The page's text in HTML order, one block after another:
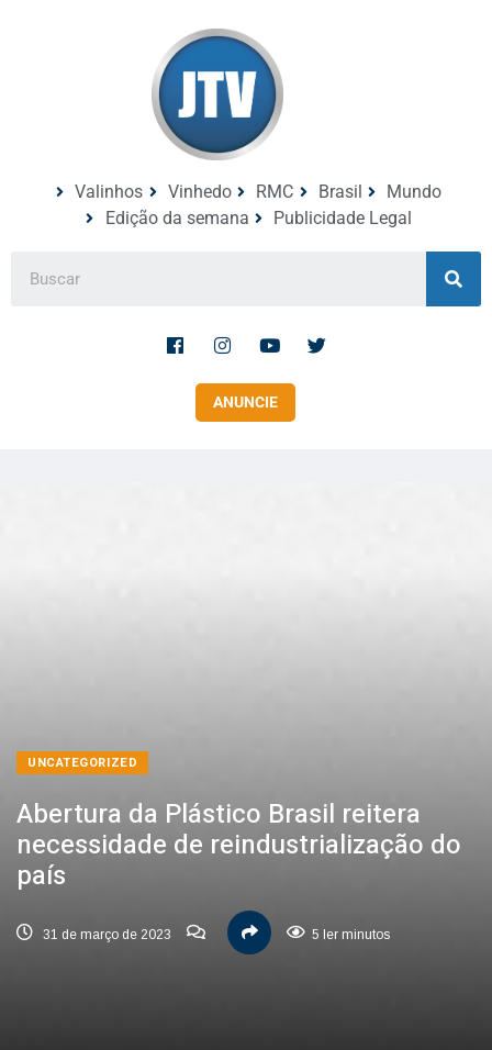
Valinhos Vinhedo RMC Brasil
Mundo
Edição da semana
Publicidade Legal
ANUNCIE
UNCATEGORIZED
Abertura da Plástico Brasil reitera
necessidade de reindustrialização do
país
31 de março de 2023 5 ler minutos